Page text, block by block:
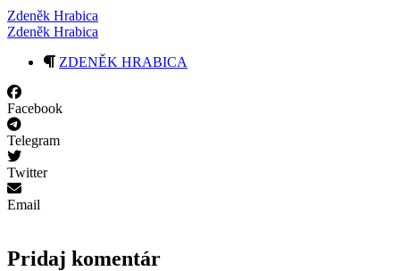
Zdeněk Hrabica
Zdeněk Hrabica
ZDENĚK HRABICA
Facebook
Telegram
Twitter
Email
Pridaj komentár